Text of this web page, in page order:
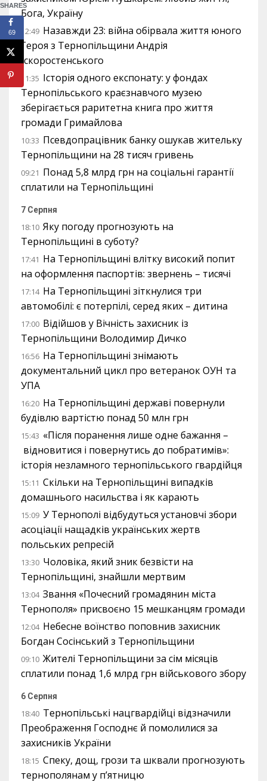
Бога, Україну
12:49 Назавжди 23: війна обірвала життя юного
Героя з Тернопільщини Андрія
Іскоростенського
11:35 Історія одного експонату: у фондах
Тернопільського краєзнавчого музею
зберігається раритетна книга про життя
громади Гримайлова
10:33 Псевдопрацівник банку ошукав жительку
Тернопільщини на 28 тисяч гривень
09:21 Понад 5,8 млрд грн на соціальні гарантії
сплатили на Тернопільщині
7 Серпня
18:10 Яку погоду прогнозують на
Тернопільщині в суботу?
17:41 На Тернопільщині влітку високий попит
на оформлення паспортів: звернень – тисячі
17:14 На Тернопільщині зіткнулися три
автомобілі: є потерпілі, серед яких – дитина
17:00 Відійшов у Вічність захисник із
Тернопільщини Володимир Дичко
16:56 На Тернопільщині знімають
документальний цикл про ветеранок ОУН та
УПА
16:20 На Тернопільщині державі повернули
будівлю вартістю понад 50 млн грн
15:43 «Після поранення лише одне бажання –
відновитися і повернутись до побратимів»:
історія незламного тернопільського гвардійця
15:11 Скільки на Тернопільщині випадків
домашнього насильства і як карають
15:09 У Тернополі відбудуться установчі збори
асоціації нащадків українських жертв
польських репресій
13:30 Чоловіка, який зник безвісти на
Тернопільщині, знайшли мертвим
13:04 Звання «Почесний громадянин міста
Тернополя» присвоєно 15 мешканцям громади
12:04 Небесне воїнство поповнив захисник
Богдан Сосінський з Тернопільщини
09:10 Жителі Тернопільщини за сім місяців
сплатили понад 1,6 млрд грн військового збору
6 Серпня
18:40 Тернопільські нацгвардійці відзначили
Преображення Господнє й помолилися за
захисників України
18:15 Спеку, дощ, грози та шквали прогнозують
тернополянам у п’ятницю
SHARES
69